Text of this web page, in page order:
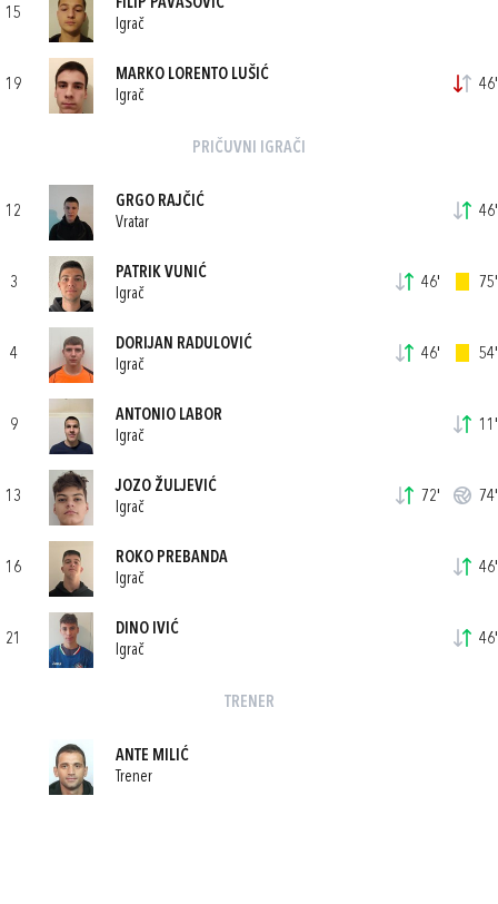
15
FILIP PAVASOVIĆ
Igrač
19
MARKO LORENTO LUŠIĆ
Igrač
46'
PRIČUVNI IGRAČI
12
GRGO RAJČIĆ
Vratar
46'
3
PATRIK VUNIĆ
Igrač
46' 75'
4
DORIJAN RADULOVIĆ
Igrač
46' 54'
9
ANTONIO LABOR
Igrač
11'
13
JOZO ŽULJEVIĆ
Igrač
72' 74'
16
ROKO PREBANDA
Igrač
46'
21
DINO IVIĆ
Igrač
46'
TRENER
ANTE MILIĆ
Trener